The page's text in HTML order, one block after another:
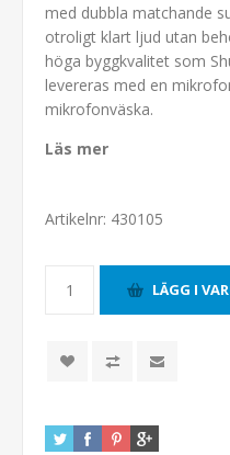
med dubbla matchande
otroligt klart ljud utan
höga byggkvalitet som
levereras med en
mikrofonväska.
Läs mer
Artikelnr: 430105